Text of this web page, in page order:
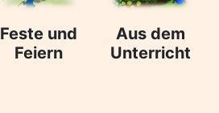
Feste und
Feiern
Aus dem
Unterricht